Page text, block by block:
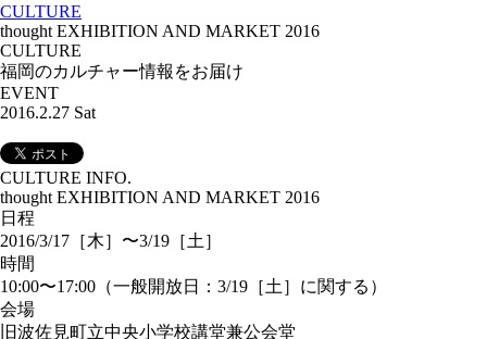
CULTURE
thought EXHIBITION AND MARKET 2016
CULTURE
福岡のカルチャー情報をお届け
EVENT
2016.2.27 Sat
CULTURE INFO.
thought EXHIBITION AND MARKET 2016
日程
2016/3/17［木］〜3/19［土］
時間
10:00〜17:00（一般開放日：3/19［土］に関する）
会場
旧波佐見町立中央小学校講堂兼公会堂